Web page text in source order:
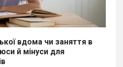
вдома чи заняття в
й мінуси для